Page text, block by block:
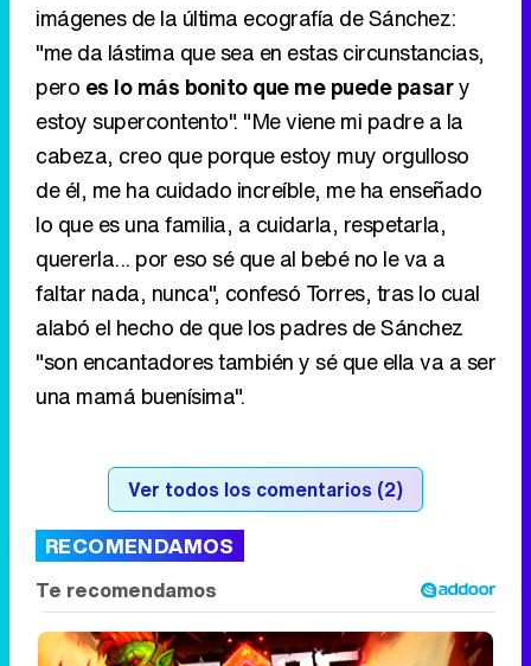
imágenes de la última ecografía de Sánchez:
"me da lástima que sea en estas circunstancias,
pero es lo más bonito que me puede pasary
estoy supercontento". "Me viene mi padre a la
cabeza, creo que porque estoy muy orgulloso
de él, me ha cuidado increíble, me ha enseñado
lo que es una familia, a cuidarla, respetarla,
quererla... por eso sé que al bebé no le va a
faltar nada, nunca", confesó Torres, tras lo cual
alabó el hecho de que los padres de Sánchez
"son encantadores también y sé que ella va a ser
una mamá buenísima".
Ver todos los comentarios (2)
RECOMENDAMOS